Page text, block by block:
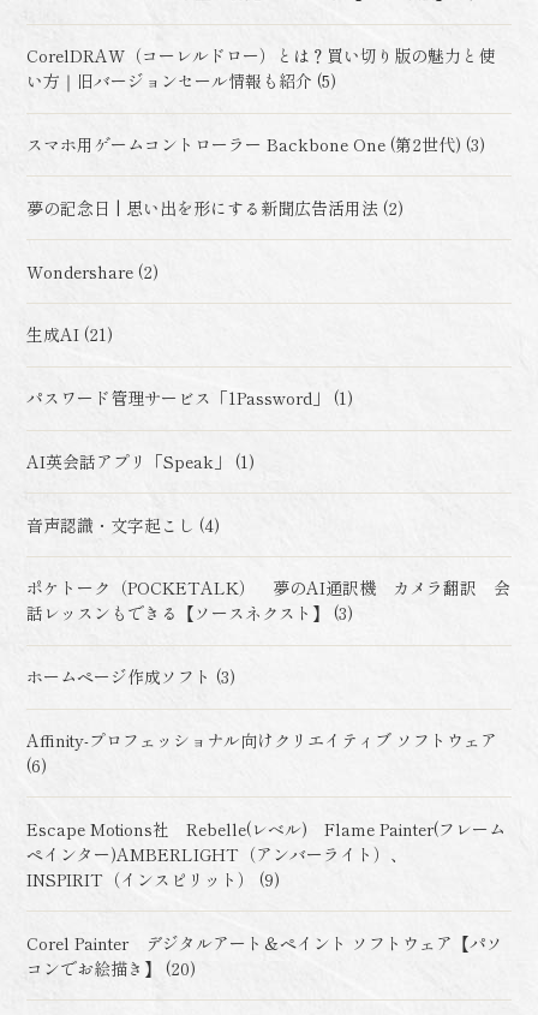
CorelDRAW（コーレルドロー）とは？買い切り版の魅力と使
い方｜旧バージョンセール情報も紹介 (5)
スマホ用ゲームコントローラー Backbone One (第2世代) (3)
夢の記念日 | 思い出を形にする新聞広告活用法 (2)
Wondershare (2)
生成AI (21)
パスワード管理サービス「1Password」 (1)
AI英会話アプリ「Speak」 (1)
音声認識・文字起こし (4)
ポケトーク（POCKETALK） 夢のAI通訳機 カメラ翻訳 会
話レッスンもできる【ソースネクスト】 (3)
ホームページ作成ソフト (3)
Affinity-プロフェッショナル向けクリエイティブ ソフトウェア
(6)
Escape Motions社 Rebelle(レベル) Flame Painter(フレーム
ペインター)AMBERLIGHT（アンバーライト）、
INSPIRIT（インスピリット） (9)
Corel Painter デジタルアート＆ペイント ソフトウェア【パソ
コンでお絵描き】 (20)